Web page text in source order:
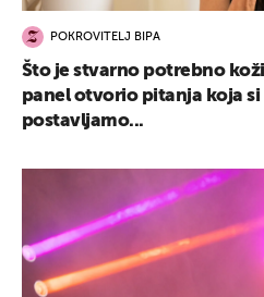
POKROVITELJ BIPA
Što je stvarno potrebno
panel otvorio pitanja koja si
postavljamo...